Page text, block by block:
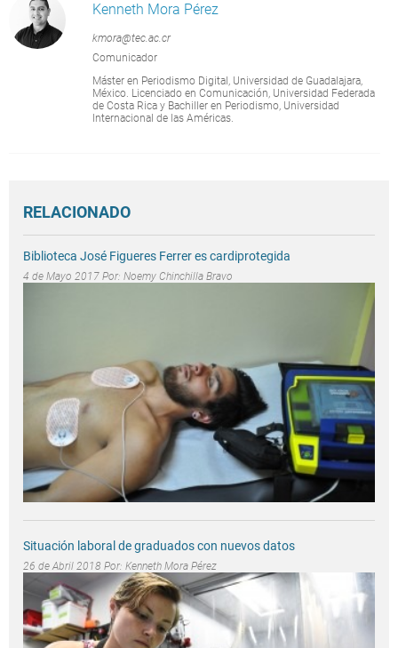
Kenneth Mora Pérez
kmora@tec.ac.cr
Comunicador
Máster en Periodismo Digital, Universidad de Guadalajara,
México. Licenciado en Comunicación, Universidad Federada
de Costa Rica y Bachiller en Periodismo, Universidad
Internacional de las Américas.
RELACIONADO
Biblioteca José Figueres Ferrer es cardiprotegida
4 de Mayo 2017 Por: Noemy Chinchilla Bravo
Situación laboral de graduados con nuevos datos
26 de Abril 2018 Por: Kenneth Mora Pérez